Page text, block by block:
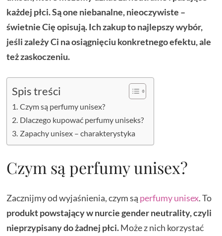
każdej płci. Są one niebanalne, nieoczywiste –
świetnie Cię opisują. Ich zakup to najlepszy wybór,
jeśli zależy Ci na osiągnięciu konkretnego efektu, ale
też zaskoczeniu.
Spis treści
Czym są perfumy unisex?
Dlaczego kupować perfumy uniseks?
Zapachy unisex – charakterystyka
Czym są perfumy unisex?
Zacznijmy od wyjaśnienia, czym są perfumy unisex. To
produkt powstający w nurcie gender neutrality, czyli
nieprzypisany do żadnej płci.Może z nich korzystać